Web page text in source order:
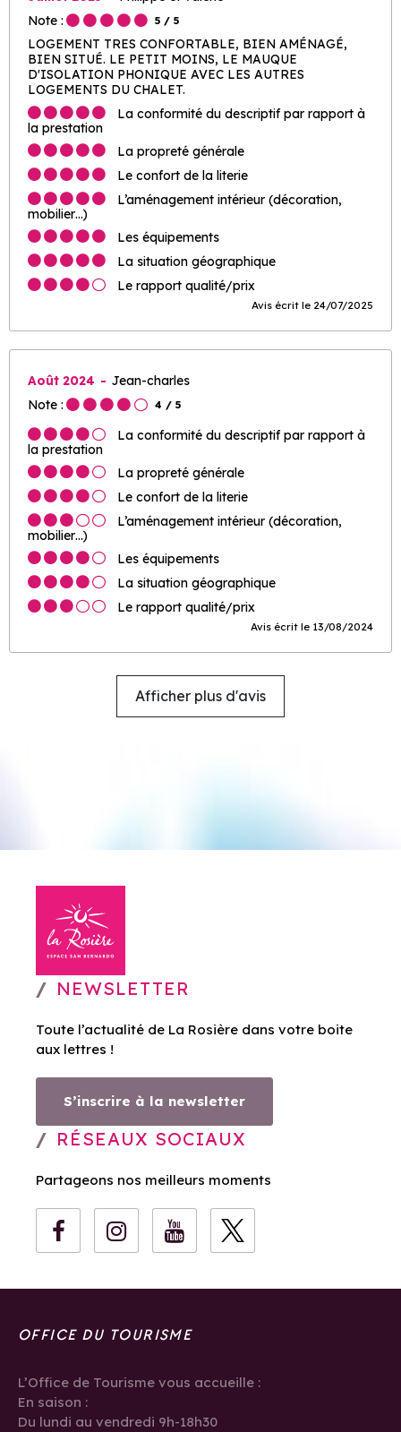
Note :
5 / 5
LOGEMENT TRES CONFORTABLE, BIEN AMÉNAGÉ,
BIEN SITUÉ. LE PETIT MOINS, LE MAUQUE
D'ISOLATION PHONIQUE AVEC LES AUTRES
LOGEMENTS DU CHALET.
La conformité du descriptif par rapport à
la prestation
La propreté générale
Le confort de la literie
L’aménagement intérieur (décoration,
mobilier…)
Les équipements
La situation géographique
Le rapport qualité/prix
Avis écrit le 24/07/2025
Août 2024
Jean-charles
Note :
4 / 5
La conformité du descriptif par rapport à
la prestation
La propreté générale
Le confort de la literie
L’aménagement intérieur (décoration,
mobilier…)
Les équipements
La situation géographique
Le rapport qualité/prix
Avis écrit le 13/08/2024
Afficher plus d'avis
NEWSLETTER
Toute l’actualité de La Rosière dans votre boite
aux lettres !
S’inscrire à la newsletter
RÉSEAUX SOCIAUX
Partageons nos meilleurs moments
OFFICE DU TOURISME
L’Office de Tourisme vous accueille :
En saison :
Du lundi au vendredi 9h-18h30